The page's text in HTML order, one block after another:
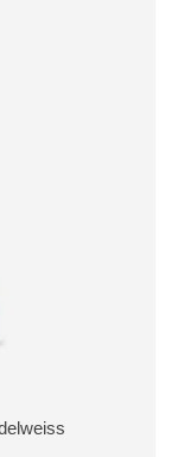
58 Kunden